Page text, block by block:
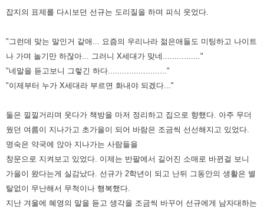
잡지의 표제를 다시보던 선규는 도리질을 하며 피식 웃었다.
"그런데 맞는 말인거 같애... 요즘의 우리나라 젊은애들도 미팅하고 나이트
나 가며 놀기만 하잖아... 그러니 X세대가 맞네................"
"네말을 듣고보니 그렇긴 하다........................."
"이제부터 누가 X세대라 부르면 화내야 되겠다..."
둘은 낄낄거리며 웃다가 책방을 마저 정리하고 집으로 향했다. 아주 무더
웠던 여름이 지나가고 초가을이 되어 바람은 조금씩 선선해지고 있었다.
명숙은 약국에 앉아 지나가는 사람들을
창문으로 지켜보고 있었다. 이제는 반팔에서 길어진 소매로 바뀐걸 보니
가을이 왔다는게 실감났다. 선규가 2학년이 되고 난뒤 그동안의 생활은 별
탈없이 무난해서 무척이나 행복했다.
지난 겨울에 혜영의 말을 듣고 생각을 조금씩 바꾸어 선규에게 남자대하는